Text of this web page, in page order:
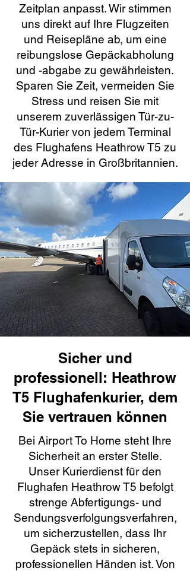
Zeitplan anpasst. Wir stimmen
uns direkt auf Ihre Flugzeiten
und Reisepläne ab, um eine
reibungslose Gepäckabholung
und -abgabe zu gewährleisten.
Sparen Sie Zeit, vermeiden Sie
Stress und reisen Sie mit
unserem zuverlässigen Tür-zu-
Tür-Kurier von jedem Terminal
des Flughafens Heathrow T5 zu
jeder Adresse in Großbritannien.
Sicher und
professionell: Heathrow
T5 Flughafenkurier, dem
Sie vertrauen können
Bei Airport To Home steht Ihre
Sicherheit an erster Stelle.
Unser Kurierdienst für den
Flughafen Heathrow T5 befolgt
strenge Abfertigungs- und
Sendungsverfolgungsverfahren,
um sicherzustellen, dass Ihr
Gepäck stets in sicheren,
professionellen Händen ist. Von